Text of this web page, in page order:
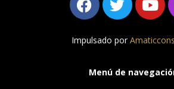
Impulsado por
Menú de